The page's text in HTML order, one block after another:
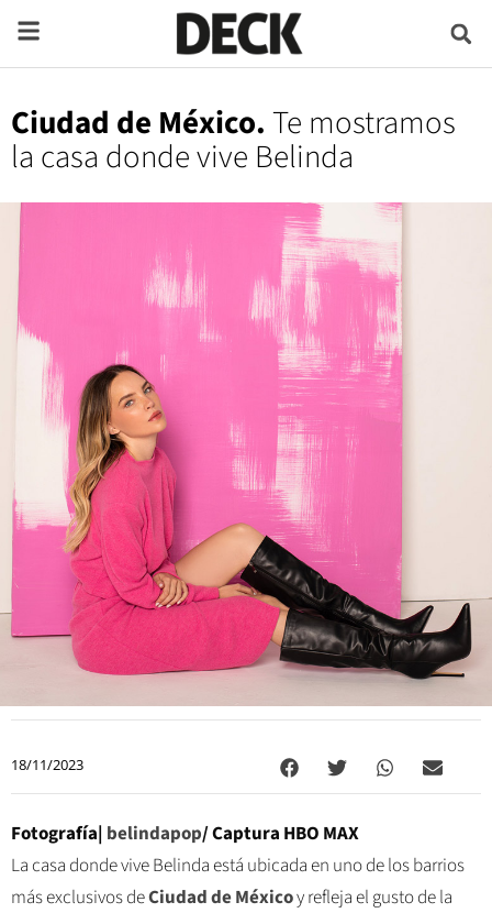
Ciudad de México.Te mostramos
la casa donde vive Belinda
18/11/2023
Fotografía| belindapop/Captura HBO MAX
La casa donde vive Belinda está ubicada en uno de los barrios
más exclusivos deCiudad de Méxicoy refleja el gusto de la